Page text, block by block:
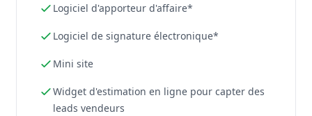
Logiciel d'apporteur d'affaire*
Logiciel de signature électronique*
Mini site
Widget d'estimation en ligne pour capter des
leads vendeurs